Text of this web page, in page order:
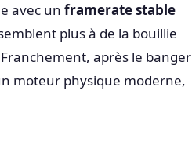
avec un framerate stable
plus à de la bouillie
après le banger
moteur physique moderne,